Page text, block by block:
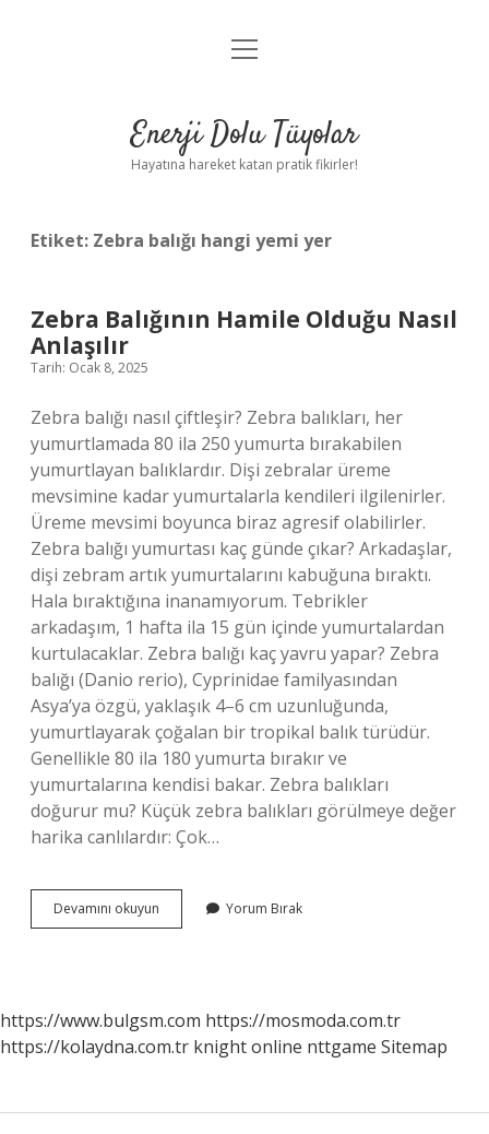
Anasayfa
Yasal Uyarı
menüyü
Enerji Dolu Tüyolar
Hayatına hareket katan pratik fikirler!
Etiket: Zebra balığı hangi yemi yer
Zebra Balığının Hamile Olduğu Nasıl
Anlaşılır
Tarih: Ocak 8, 2025
Zebra balığı nasıl çiftleşir? Zebra balıkları, her
yumurtlamada 80 ila 250 yumurta bırakabilen
yumurtlayan balıklardır. Dişi zebralar üreme
mevsimine kadar yumurtalarla kendileri ilgilenirler.
Üreme mevsimi boyunca biraz agresif olabilirler.
Zebra balığı yumurtası kaç günde çıkar? Arkadaşlar,
dişi zebram artık yumurtalarını kabuğuna bıraktı.
Hala bıraktığına inanamıyorum. Tebrikler
arkadaşım, 1 hafta ila 15 gün içinde yumurtalardan
kurtulacaklar. Zebra balığı kaç yavru yapar? Zebra
balığı (Danio rerio), Cyprinidae familyasından
Asya’ya özgü, yaklaşık 4–6 cm uzunluğunda,
yumurtlayarak çoğalan bir tropikal balık türüdür.
Genellikle 80 ila 180 yumurta bırakır ve
yumurtalarına kendisi bakar. Zebra balıkları
doğurur mu? Küçük zebra balıkları görülmeye değer
harika canlılardır: Çok…
Devamını okuyun
Balığının
Yorum Bırak
https://www.bulgsm.com https://mosmoda.com.tr
https://kolaydna.com.tr knight online nttgame Sitemap